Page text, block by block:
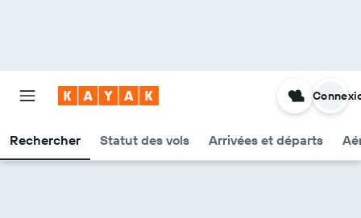
Rechercher Statut des vols Arrivées et départs